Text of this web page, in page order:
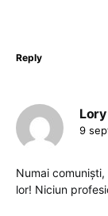
Reply
Lory
9
Numai
lor! Niciun